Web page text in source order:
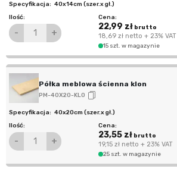
40x14cm (szer.x gł.)
- +
22,99 złbrutto
18,69 złnetto + 23% VAT
15 szt. w magazynie
Półka meblowa ścienna klon
PM-40X20-KLO
40x20cm (szer.x gł.)
- +
23,55 złbrutto
19,15 złnetto + 23% VAT
25 szt. w magazynie